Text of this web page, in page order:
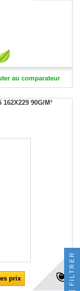
au comparateur
90G/M²
prix FILTRER